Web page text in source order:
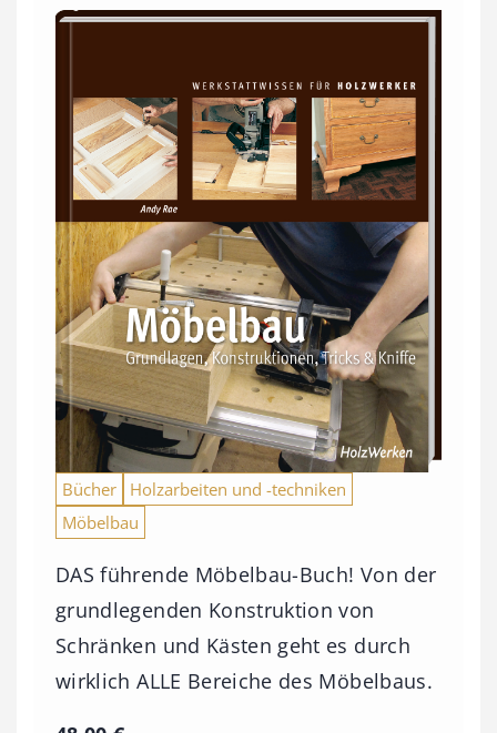
Bücher
Holzarbeiten und -techniken
Möbelbau
DAS führende Möbelbau-Buch! Von der
grundlegenden Konstruktion von
Schränken und Kästen geht es durch
wirklich ALLE Bereiche des Möbelbaus.